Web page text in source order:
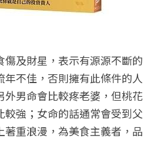
傷及財星，表示有源源不斷的
年不佳，否則擁有此條件的人
外男命會比較疼老婆，但桃花
較強；女命的話通常會受到父
著重浪漫，為美食主義者，品